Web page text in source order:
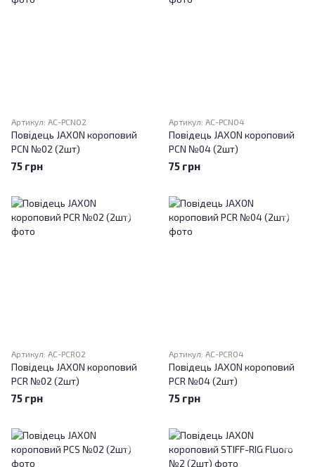
Артикул: AC-PCN02
Повідець JAXON короповий
PCN №02 (2шт)
75 грн
Артикул: AC-PCN04
Повідець JAXON короповий
PCN №04 (2шт)
75 грн
Артикул: AC-PCR02
Повідець JAXON короповий
PCR №02 (2шт)
75 грн
Артикул: AC-PCR04
Повідець JAXON короповий
PCR №04 (2шт)
75 грн